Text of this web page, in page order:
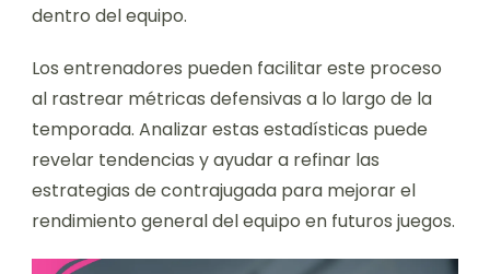
dentro del equipo.
Los entrenadores pueden facilitar este proceso
al rastrear métricas defensivas a lo largo de la
temporada. Analizar estas estadísticas puede
revelar tendencias y ayudar a refinar las
estrategias de contrajugada para mejorar el
rendimiento general del equipo en futuros juegos.